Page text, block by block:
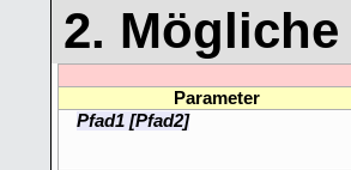
2.
Parameter
Pfad1 [Pfad2]